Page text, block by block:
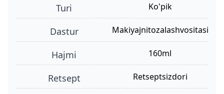
turi ko'pik
dastur makiyajnitozalashvositasi
hajmi 160ml
retsept retseptsizdori